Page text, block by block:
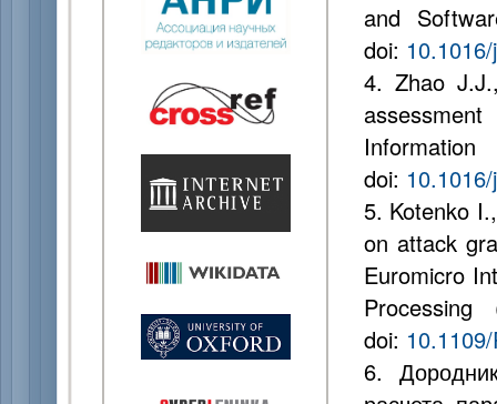
and
doi:
4. Zhao
doi:
5. Kotenko
on attack
Euromicro
doi:
6.